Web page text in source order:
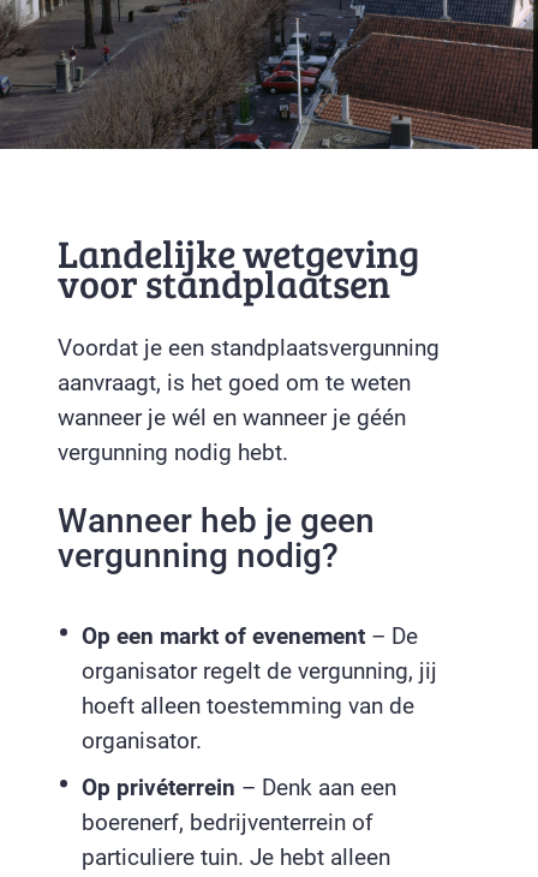
Landelijke wetgeving
voor standplaatsen
Voordat je een standplaatsvergunning
aanvraagt, is het goed om te weten
wanneer je wél en wanneer je géén
vergunning nodig hebt.
Wanneer heb je geen
vergunning nodig?
Op een markt of evenement – De
organisator regelt de vergunning, jij
hoeft alleen toestemming van de
organisator.
Op privéterrein – Denk aan een
boerenerf, bedrijventerrein of
particuliere tuin. Je hebt alleen